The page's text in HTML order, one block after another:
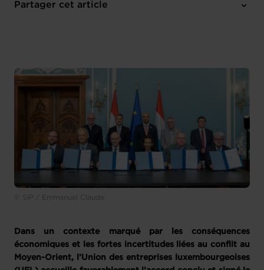
Partager cet article
© SIP / Emmanuel Claude
Dans un contexte marqué par les conséquences
économiques et les fortes incertitudes liées au conflit au
Moyen-Orient, l’Union des entreprises luxembourgeoises